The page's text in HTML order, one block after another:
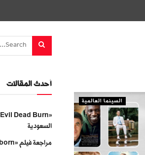
السينما العالمية
أحدث المقالات
السعودية
مراجعة فيلم «Nightborn»